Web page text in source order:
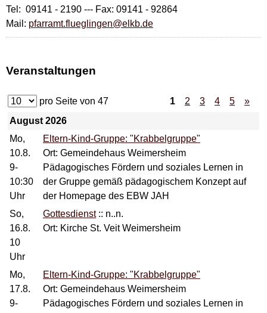
Tel: 09141 - 2190 --- Fax: 09141 - 92864
Mail: pfarramt.flueglingen@elkb.de
Veranstaltungen
pro Seite von 47 1 2 3 4 5
»
August 2026
Mo,
10.8.
9-
10:30
Uhr
Eltern-Kind-Gruppe: "Krabbelgruppe"
Ort: Gemeindehaus Weimersheim
Pädagogisches Fördern und soziales Lernen in
der Gruppe gemäß pädagogischem Konzept auf
der Homepage des EBW JAH
So,
16.8.
10
Uhr
Gottesdienst:: n..n.
Ort: Kirche St. Veit Weimersheim
Mo,
17.8.
9-
Eltern-Kind-Gruppe: "Krabbelgruppe"
Ort: Gemeindehaus Weimersheim
Pädagogisches Fördern und soziales Lernen in